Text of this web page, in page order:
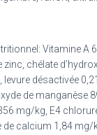
Vitamine A
zinc, chélate
désactivée
de manganèse
mg/kg, E4
de calcium 1,84 mg/